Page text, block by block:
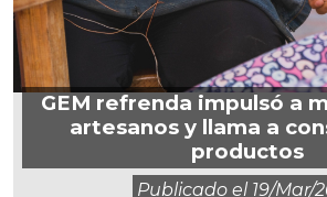
GEM refrenda impulsó a
artesanos y llama a
productos
Publicado el 19/mar/